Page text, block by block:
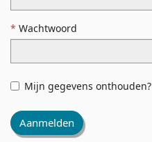
Wachtwoord
Mijn gegevens onthouden?
Aanmelden